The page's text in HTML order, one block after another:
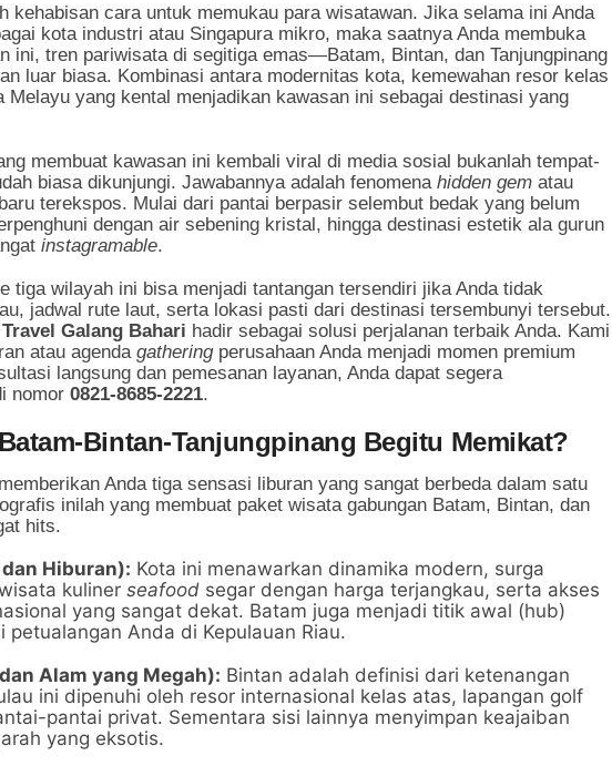
kehabisan cara untuk memukau para wisatawan. Jika selama ini Anda
kota industri atau Singapura mikro, maka saatnya Anda membuka
ini, tren pariwisata di segitiga emas—Batam, Bintan, dan Tanjungpinang
luar biasa. Kombinasi antara modernitas kota, kemewahan resor kelas
Melayu yang kental menjadikan kawasan ini sebagai destinasi yang
membuat kawasan ini kembali viral di media sosial bukanlah tempat-
biasa dikunjungi. Jawabannya adalah fenomena hidden gem atau
terekspos. Mulai dari pantai berpasir selembut bedak yang belum
dengan air sebening kristal, hingga destinasi estetik ala gurun
instagramable.
tiga wilayah ini bisa menjadi tantangan tersendiri jika Anda tidak
jadwal rute laut, serta lokasi pasti dari destinasi tersembunyi tersebut.
Galang Bahari hadir sebagai solusi perjalanan terbaik Anda. Kami
atau agenda gatheringperusahaan Anda menjadi momen premium
langsung dan pemesanan layanan, Anda dapat segera
nomor 0821-8685-2221.
Bintan-Tanjungpinang Begitu Memikat?
Anda tiga sensasi liburan yang sangat berbeda dalam satu
inilah yang membuat paket wisata gabungan Batam, Bintan, dan
hits.
Hiburan): Kota ini menawarkan dinamika modern, surga
kuliner seafood segar dengan harga terjangkau, serta akses
yang sangat dekat. Batam juga menjadi titik awal (hub)
Anda di Kepulauan Riau.
Alam yang Megah): Bintan adalah definisi dari ketenangan
ini dipenuhi oleh resor internasional kelas atas, lapangan golf
pantai privat. Sementara sisi lainnya menyimpan keajaiban
yang eksotis.